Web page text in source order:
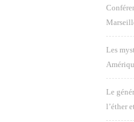
Les
Le
l’éther